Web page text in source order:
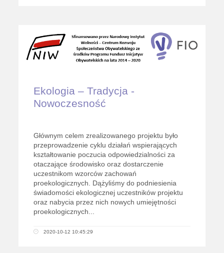
Ekologia – Tradycja -
Nowoczesność
Głównym celem zrealizowanego projektu było
przeprowadzenie cyklu działań wspierających
kształtowanie poczucia odpowiedzialności za
otaczające środowisko oraz dostarczenie
uczestnikom wzorców zachowań
proekologicznych. Dążyliśmy do podniesienia
świadomości ekologicznej uczestników projektu
oraz nabycia przez nich nowych umiejętności
proekologicznych...
2020-10-12 10:45:29